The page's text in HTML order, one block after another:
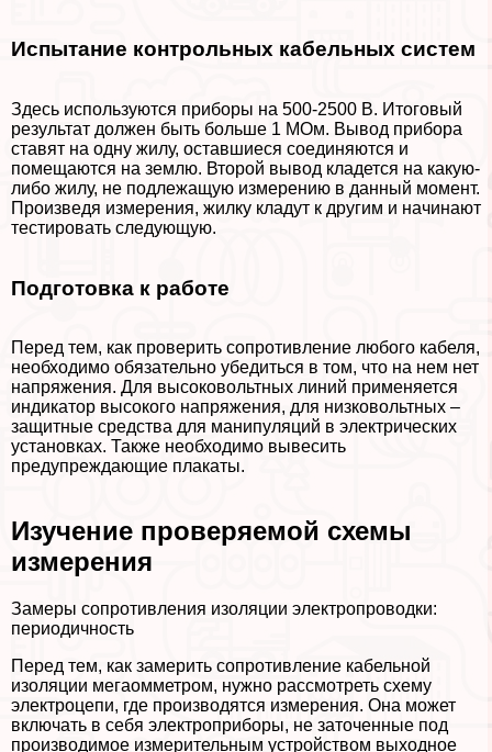
Испытание контрольных кабельных систем
Здесь используются приборы на 500-2500 В. Итоговый
результат должен быть больше 1 МОм. Вывод прибора
ставят на одну жилу, оставшиеся соединяются и
помещаются на землю. Второй вывод кладется на какую-
либо жилу, не подлежащую измерению в данный момент.
Произведя измерения, жилку кладут к другим и начинают
тестировать следующую.
Подготовка к работе
Перед тем, как проверить сопротивление любого кабеля,
необходимо обязательно убедиться в том, что на нем нет
напряжения. Для высоковольтных линий применяется
индикатор высокого напряжения, для низковольтных –
защитные средства для манипуляций в электрических
установках. Также необходимо вывесить
предупреждающие плакаты.
Изучение проверяемой схемы
измерения
Замеры сопротивления изоляции электропроводки:
периодичность
Перед тем, как замерить сопротивление кабельной
изоляции мегаомметром, нужно рассмотреть схему
электроцепи, где производятся измерения. Она может
включать в себя электроприборы, не заточенные под
производимое измерительным устройством выходное